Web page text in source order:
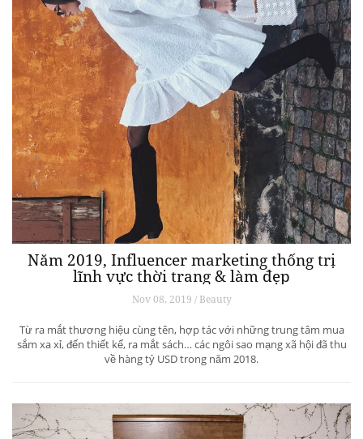
Năm 2019, Influencer marketing thống trị
lĩnh vực thời trang & làm đẹp
Nov 08, 2019 / Beauty
Từ ra mắt thương hiệu cùng tên, hợp tác với những trung tâm mua
sắm xa xỉ, đến thiết kế, ra mắt sách… các ngôi sao mạng xã hội đã thu
về hàng tỷ USD trong năm 2018.